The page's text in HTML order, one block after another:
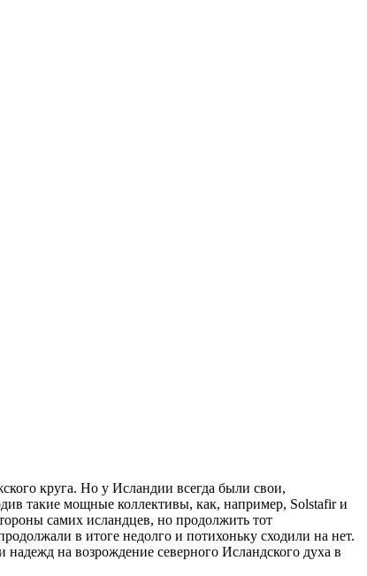
круга. Но у Исландии всегда были свои,
такие мощные коллективы, как, например, Solstafir и
самих исландцев, но продолжить тот
в итоге недолго и потихоньку сходили на нет.
на возрождение северного Исландcкого духа в